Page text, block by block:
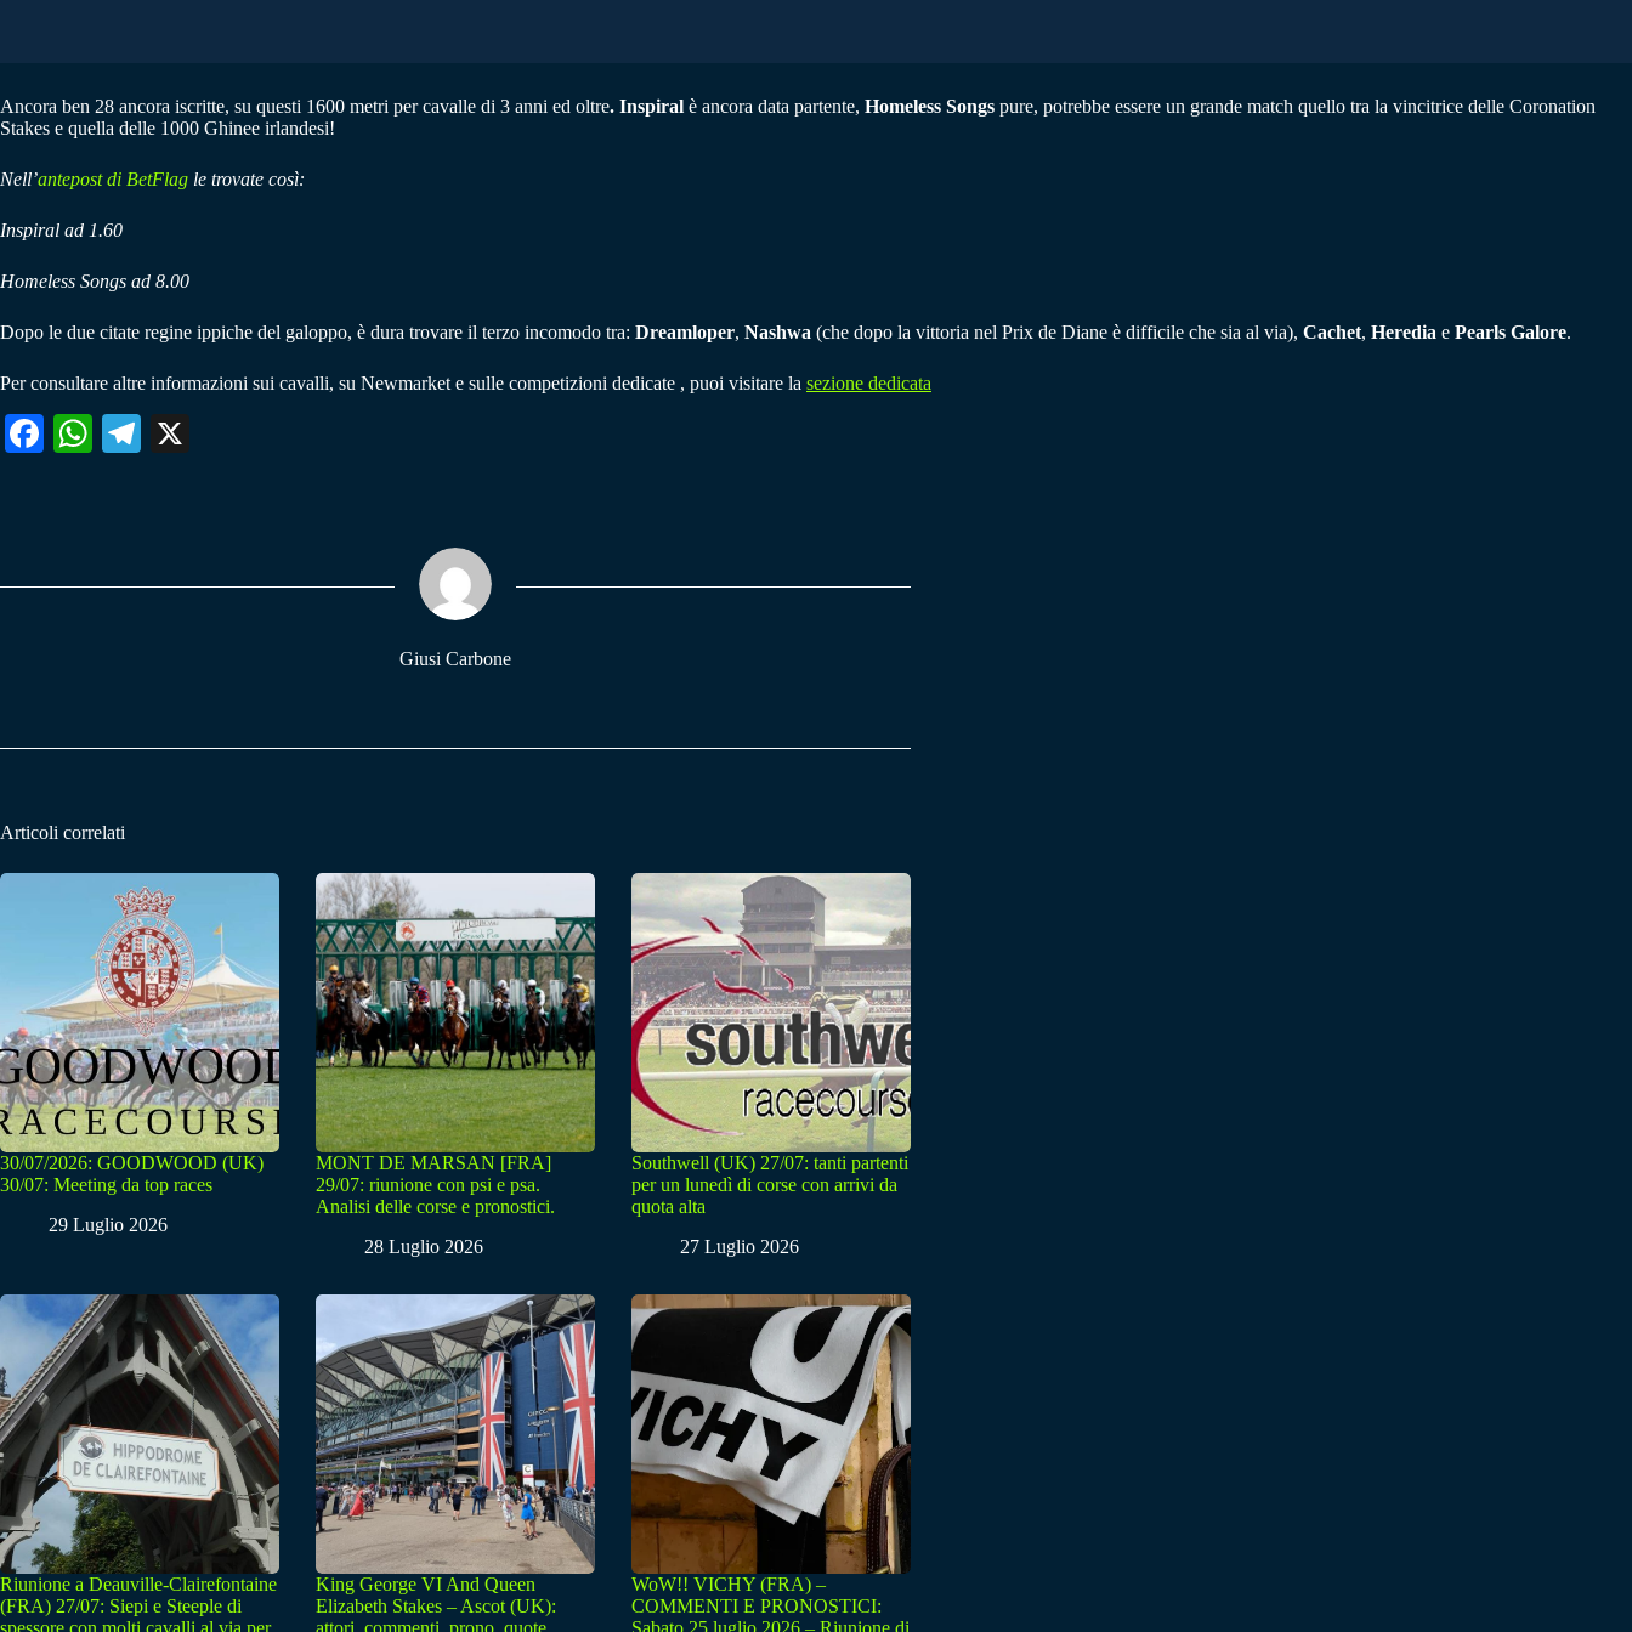
Ancora ben 28 ancora iscritte, su questi 1600 metri per cavalle di 3 anni ed oltre. Inspiral è ancora data partente, Homeless Songs pure, potrebbe essere un grande match quello tra la vincitrice delle Coronation
Stakes e quella delle 1000 Ghinee irlandesi!
Nell’antepost di BetFlag le trovate così:
Inspiral ad 1.60
Homeless Songs ad 8.00
Dopo le due citate regine ippiche del galoppo, è dura trovare il terzo incomodo tra: Dreamloper, Nashwa (che dopo la vittoria nel Prix de Diane è difficile che sia al via), Cachet, Heredia e Pearls Galore.
Per consultare altre informazioni sui cavalli, su Newmarket e sulle competizioni dedicate , puoi visitare la sezione dedicata
Fa W
pp
Te
m
Giusi Carbone
Articoli correlati
30/07/2026: GOODWOOD (UK)
30/07: Meeting da top races
29 Luglio 2026
MONT DE MARSAN [FRA]
29/07: riunione con psi e psa.
Analisi delle corse e pronostici.
28 Luglio 2026
Southwell (UK) 27/07: tanti partenti
per un lunedì di corse con arrivi da
quota alta
27 Luglio 2026
Riunione a Deauville-Clairefontaine
(FRA) 27/07: Siepi e Steeple di
spessore con molti cavalli al via per
King George VI And Queen
Elizabeth Stakes – Ascot (UK):
attori, commenti, prono, quote
WoW!! VICHY (FRA) –
COMMENTI E PRONOSTICI:
Sabato 25 luglio 2026 – Riunione di